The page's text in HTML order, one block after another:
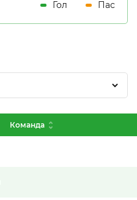
Гол
Пас
Команда